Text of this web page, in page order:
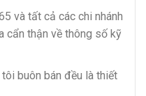
và tất cả các chi nhánh
cẩn thận về thông số kỹ
buôn bán đều là thiết